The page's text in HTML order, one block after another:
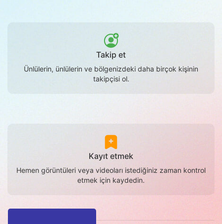
Takip et
Ünlülerin, ünlülerin ve bölgenizdeki daha birçok kişinin
takipçisi ol.
Kayıt etmek
Hemen görüntüleri veya videoları istediğiniz zaman kontrol
etmek için kaydedin.